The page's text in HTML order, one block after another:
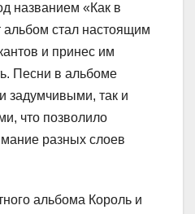
названием «Как в
альбом стал настоящим
и принес им
Песни в альбоме
задумчивыми, так и
что позволило
разных слоев
альбома Король и